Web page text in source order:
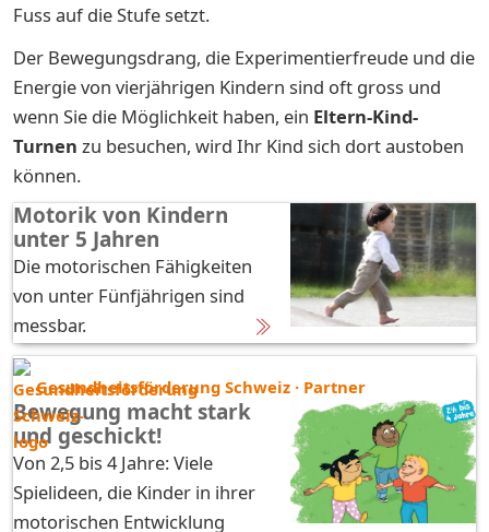
Fuss auf die Stufe setzt.
Der Bewegungsdrang, die Experimentierfreude und die
Energie von vierjährigen Kindern sind oft gross und
wenn Sie die Möglichkeit haben, ein Eltern-Kind-
Turnen zu besuchen, wird Ihr Kind sich dort austoben
können.
Motorik von Kindern
unter 5 Jahren
Die motorischen Fähigkeiten
von unter Fünfjährigen sind
messbar.
Gesundheitsförderung Schweiz · Partner
Bewegung macht stark
und geschickt!
Von 2,5 bis 4 Jahre: Viele
Spielideen, die Kinder in ihrer
motorischen Entwicklung